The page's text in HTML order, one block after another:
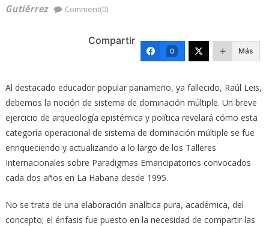
Gutiérrez
Comment(0)
Compartir
0 Más
Al destacado educador popular panameño, ya fallecido, Raúl Leis,
debemos la noción de sistema de dominación múltiple. Un breve
ejercicio de arqueología epistémica y política revelará cómo esta
categoría operacional de sistema de dominación múltiple se fue
enriqueciendo y actualizando a lo largo de los Talleres
Internacionales sobre Paradigmas Emancipatorios convocados
cada dos años en La Habana desde 1995.
No se trata de una elaboración analítica pura, académica, del
concepto; el énfasis fue puesto en la necesidad de compartir las